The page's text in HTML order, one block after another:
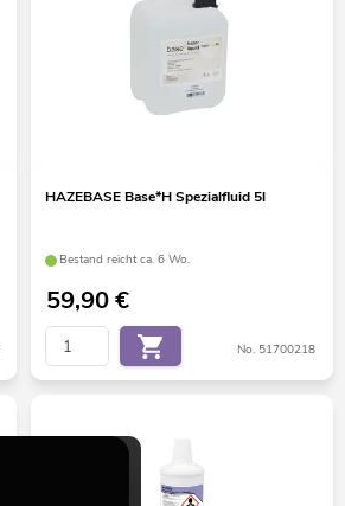
HAZEBASE Base*H Spezialfluid 5l
Bestand reicht ca. 6 Wo.
59,90€
No. 51700218